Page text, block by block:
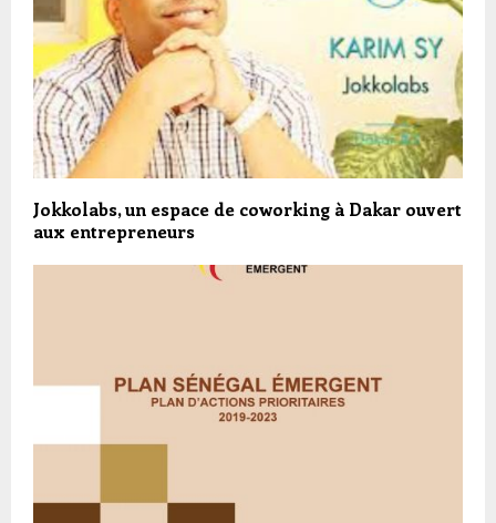
Jokkolabs, un espace de coworking à Dakar ouvert
aux entrepreneurs